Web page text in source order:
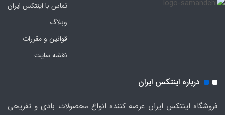
تماس با اینتکس ایران
وبلاگ
قوانین و مقررات
نقشه سایت
درباره اینتکس ایران
فروشگاه اینتکس ایران عرضه کننده انواع محصولات بادی و تفریحی